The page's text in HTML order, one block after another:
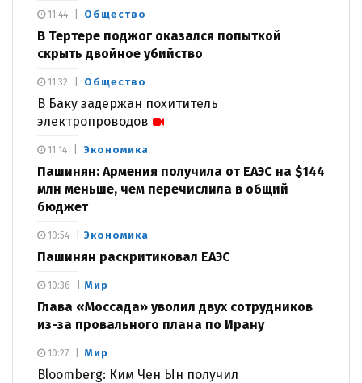
Общество
В Тертере поджог оказался попыткой
скрыть двойное убийство
11:44
Общество
В Баку задержан похититель
электропроводов
11:32
Экономика
Пашинян: Армения получила от ЕАЭС на $144
млн меньше, чем перечислила в общий
бюджет
11:14
Экономика
Пашинян раскритиковал ЕАЭС
10:54
Мир
Глава «Моссада» уволил двух сотрудников
из-за провального плана по Ирану
10:36
Мир
Bloomberg: Ким Чен Ын получил
10:27